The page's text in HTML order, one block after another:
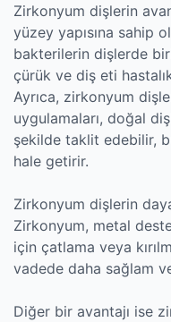
Zirkonyum dişlerin
yüzey yapısına sahip
bakterilerin dişlerde
çürük ve diş eti
Ayrıca, zirkonyum
uygulamaları, doğal
şekilde taklit edebilir,
hale getirir.
Zirkonyum dişlerin
Zirkonyum, metal
için çatlama veya
vadede daha sağlam
Diğer bir avantajı ise